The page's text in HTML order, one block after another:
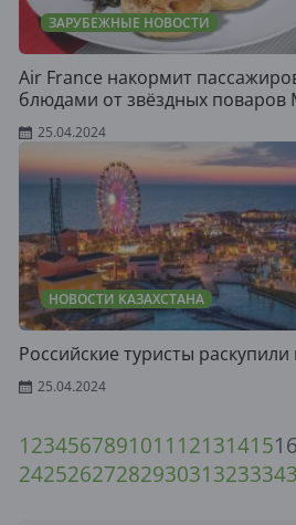
ЗАРУБЕЖНЫЕ НОВОСТИ
Air France накормит
блюдами от звёздных
25.04.2024
НОВОСТИ КАЗАХСТАНА
Российские туристы раскупили
25.04.2024
1234567891011 1213141516
2425262728293031323334